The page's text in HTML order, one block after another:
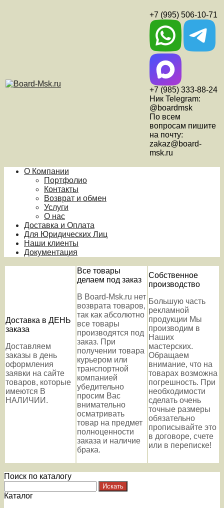
+7 (995) 506-10-71
+7 (985) 333-88-24
Ник Telegram:
@boardmsk
По всем
вопросам пишите
на почту:
zakaz@board-
msk.ru
О Компании
Портфолио
Контакты
Возврат и обмен
Услуги
О нас
Доставка и Оплата
Для Юридических Лиц
Наши клиенты
Документация
Доставка в ДЕНЬ
заказа
Доставляем
заказы в день
оформления
заявки на сайте
товаров, которые
имеются В
НАЛИЧИИ.
Все товары
делаем под заказ
В Board-Msk.ru нет
возврата товаров,
так как абсолютно
все товары
производятся под
заказ. При
получении товара
курьером или
транспортной
компанией
убедительно
просим Вас
внимательно
осматривать
товар на предмет
полноценности
заказа и наличие
брака.
Собственное
производство
Большую часть
рекламной
продукции Мы
производим в
Наших
мастерских.
Обращаем
внимание, что на
товарах возможна
погрешность. При
необходимости
сделать очень
точные размеры
обязательно
прописывайте это
в договоре, счете
или в переписке!
Поиск по каталогу
Каталог